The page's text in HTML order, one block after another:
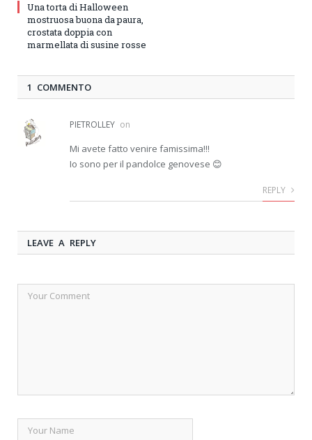
Una torta di Halloween
mostruosa buona da paura,
crostata doppia con
marmellata di susine rosse
1 COMMENTO
PIETROLLEY on
Mi avete fatto venire famissima!!!
Io sono per il pandolce genovese 😊
REPLY
LEAVE A REPLY